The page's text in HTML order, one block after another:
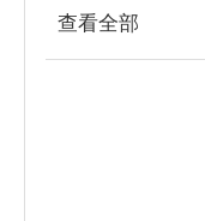
查看全部